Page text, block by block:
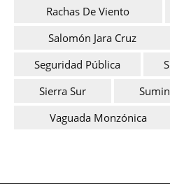
Rachas De Viento
Salomón Jara Cruz
Seguridad Pública
Sierra Sur
Vaguada Monzónica